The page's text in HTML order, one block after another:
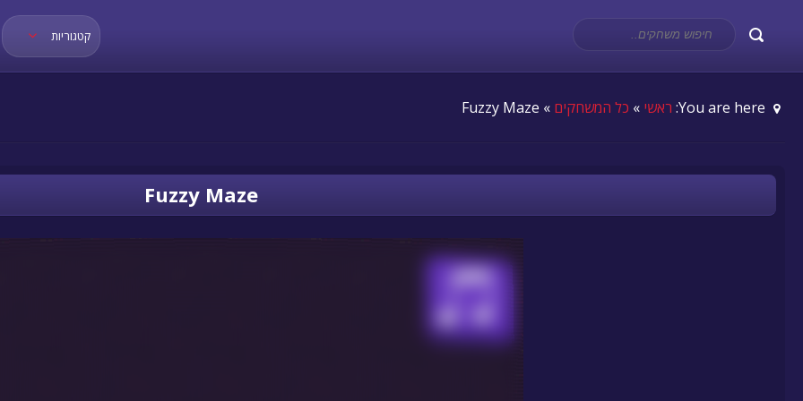
קטגוריות
ראשי » כל המשחקים » Fuzzy Maze
Fuzzy Maze